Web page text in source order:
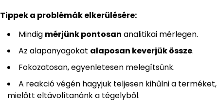
Tippek a problémák elkerülésére:
Mindig mérjünk pontosan analitikai mérlegen.
Az alapanyagokat alaposan keverjük össze.
Fokozatosan, egyenletesen melegítsünk.
A reakció végén hagyjuk teljesen kihűlni a terméket,
mielőtt eltávolítanánk a tégelyből.